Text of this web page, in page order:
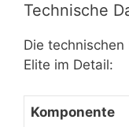
Technische
Die technischen
Elite im Detail:
Komponente